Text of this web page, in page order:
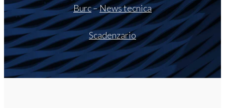
Burc–News tecnica
Scadenzario